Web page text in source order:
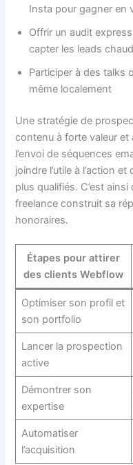
Insta pour gagner en
Offrir un audit
capter les leads
Participer à des talks
même localement
Une stratégie de
contenu à forte valeur
l’envoi de séquences
joindre l’utile à l’action
plus qualifiés. C’est
freelance construit sa
honoraires.
Étapes pour attirer
des clients Webflow
Optimiser son profil et
son portfolio
Lancer la prospection
active
Démontrer son
expertise
Automatiser
l’acquisition